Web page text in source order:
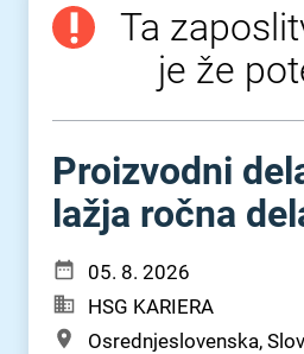
Ta
je že
Proizvodni
lažja ročna
05. 8. 2026
HSG KARIERA
Osrednjeslovenska,